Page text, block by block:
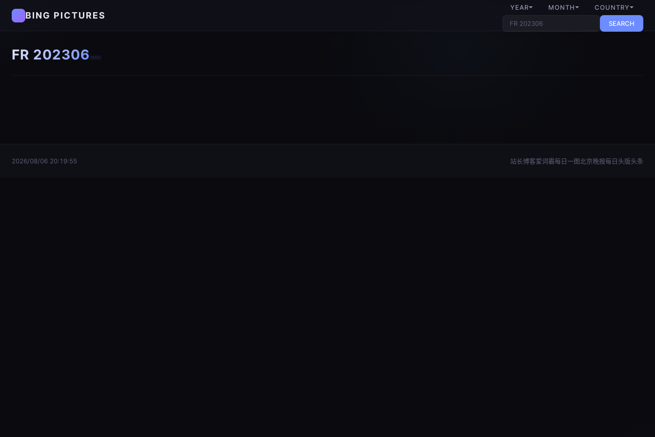
BING PICTURES
YEAR MONTH COUNTRY
SEARCH
FR 202306
2026/08/06 20:19:55 站长博客爱词霸每日一图北京晚报每日头版头条